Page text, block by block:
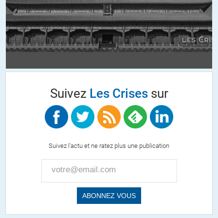
Thomas Drake, former Defense Intelligence Senior Executive Service,
NSA
Larry Johnson, former CIA and Department of State
David MacMichael, former Senior Estimates Officer, National
Ray McGovern, former chief of CIA’s Soviet Foreign Policy Branch &
presidential briefer (ret.)
Near East, National Intelligence Council (ret.)
Todd E. Pierce, US Army Judge Advocate General Corps (ret.)
Suivez Les Crisessur
Suivez l'actu et ne ratez plus une publication